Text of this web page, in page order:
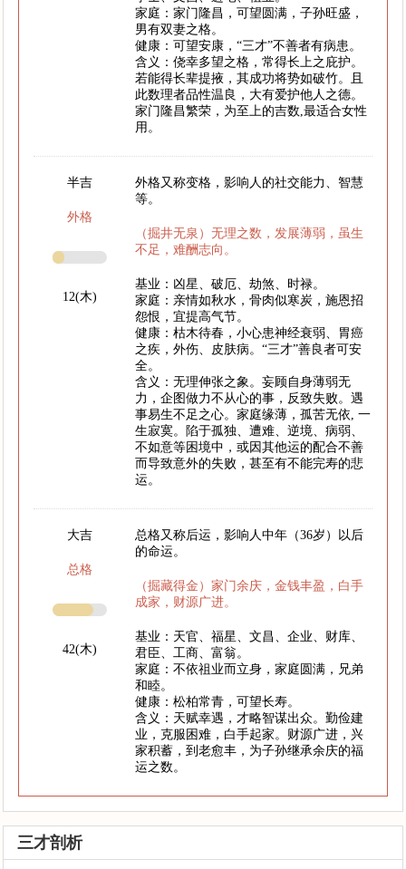
家庭：家门隆昌，可望圆满，子孙旺盛，
男有双妻之格。
健康：可望安康，“三才”不善者有病患。
含义：侥幸多望之格，常得长上之庇护。
若能得长辈提掖，其成功将势如破竹。且
此数理者品性温良，大有爱护他人之德。
家门隆昌繁荣，为至上的吉数,最适合女性
用。
半吉
外格
12(木)
外格又称变格，影响人的社交能力、智慧
等。
（掘井无泉）无理之数，发展薄弱，虽生
不足，难酬志向。
基业：凶星、破厄、劫煞、时禄。
家庭：亲情如秋水，骨肉似寒炭，施恩招
怨恨，宜提高气节。
健康：枯木待春，小心患神经衰弱、胃癌
之疾，外伤、皮肤病。“三才”善良者可安
全。
含义：无理伸张之象。妄顾自身薄弱无
力，企图做力不从心的事，反致失败。遇
事易生不足之心。家庭缘薄，孤苦无依, 一
生寂寞。陷于孤独、遭难、逆境、病弱、
不如意等困境中，或因其他运的配合不善
而导致意外的失败，甚至有不能完寿的悲
运。
大吉
总格
42(木)
总格又称后运，影响人中年（36岁）以后
的命运。
（掘藏得金）家门余庆，金钱丰盈，白手
成家，财源广进。
基业：天官、福星、文昌、企业、财库、
君臣、工商、富翁。
家庭：不依祖业而立身，家庭圆满，兄弟
和睦。
健康：松柏常青，可望长寿。
含义：天赋幸遇，才略智谋出众。勤俭建
业，克服困难，白手起家。财源广进，兴
家积蓄，到老愈丰，为子孙继承余庆的福
运之数。
三才剖析